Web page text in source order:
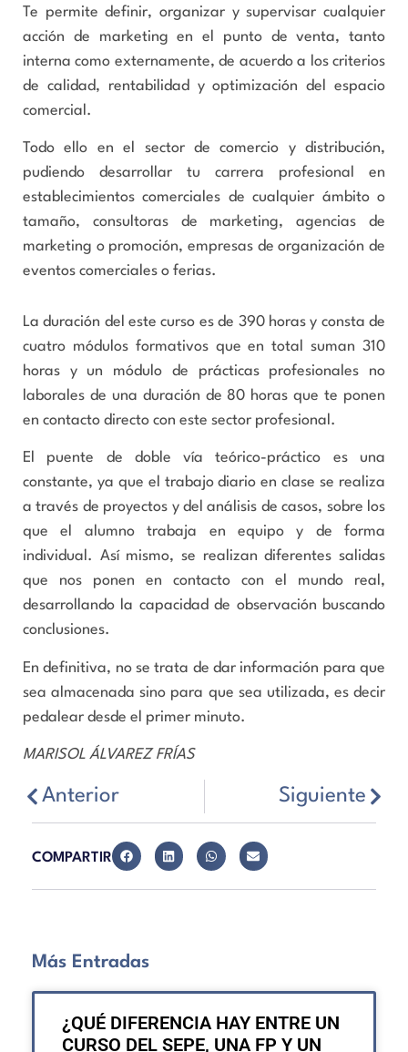
Te permite definir, organizar y supervisar cualquier
acción de marketing en el punto de venta, tanto
interna como externamente, de acuerdo a los criterios
de calidad, rentabilidad y optimización del espacio
comercial.
Todo ello en el sector de comercio y distribución,
pudiendo desarrollar tu carrera profesional en
establecimientos comerciales de cualquier ámbito o
tamaño, consultoras de marketing, agencias de
marketing o promoción, empresas de organización de
eventos comerciales o ferias.
La duración del este curso es de 390 horas y consta de
cuatro módulos formativos que en total suman 310
horas y un módulo de prácticas profesionales no
laborales de una duración de 80 horas que te ponen
en contacto directo con este sector profesional.
El puente de doble vía teórico-práctico es una
constante, ya que el trabajo diario en clase se realiza
a través de proyectos y del análisis de casos, sobre los
que el alumno trabaja en equipo y de forma
individual. Así mismo, se realizan diferentes salidas
que nos ponen en contacto con el mundo real,
desarrollando la capacidad de observación buscando
conclusiones.
En definitiva, no se trata de dar información para que
sea almacenada sino para que sea utilizada, es decir
pedalear desde el primer minuto.
MARISOL ÁLVAREZ FRÍAS
Anterior Siguiente
COMPARTIR
Más Entradas
¿QUÉ DIFERENCIA HAY ENTRE UN
CURSO DEL SEPE, UNA FP Y UN